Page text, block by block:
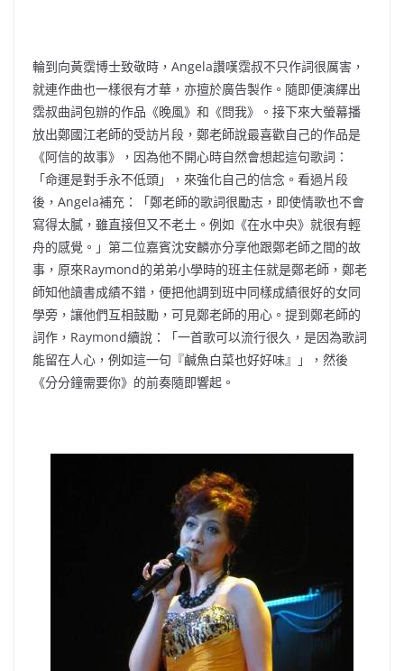
輪到向黃霑博士致敬時，Angela讚嘆霑叔不只作詞很厲害，
就連作曲也一樣很有才華，亦擅於廣告製作。隨即便演繹出
霑叔曲詞包辦的作品《晚風》和《問我》。接下來大螢幕播
放出鄭國江老師的受訪片段，鄭老師說最喜歡自己的作品是
《阿信的故事》，因為他不開心時自然會想起這句歌詞：
「命運是對手永不低頭」，來強化自己的信念。看過片段
後，Angela補充：「鄭老師的歌詞很勵志，即使情歌也不會
寫得太膩，雖直接但又不老土。例如《在水中央》就很有輕
舟的感覺。」第二位嘉賓沈安麟亦分享他跟鄭老師之間的故
事，原來Raymond的弟弟小學時的班主任就是鄭老師，鄭老
師知他讀書成績不錯，便把他調到班中同樣成績很好的女同
學旁，讓他們互相鼓勵，可見鄭老師的用心。提到鄭老師的
詞作，Raymond續說：「一首歌可以流行很久，是因為歌詞
能留在人心，例如這一句『鹹魚白菜也好好味』」，然後
《分分鐘需要你》的前奏隨即響起。